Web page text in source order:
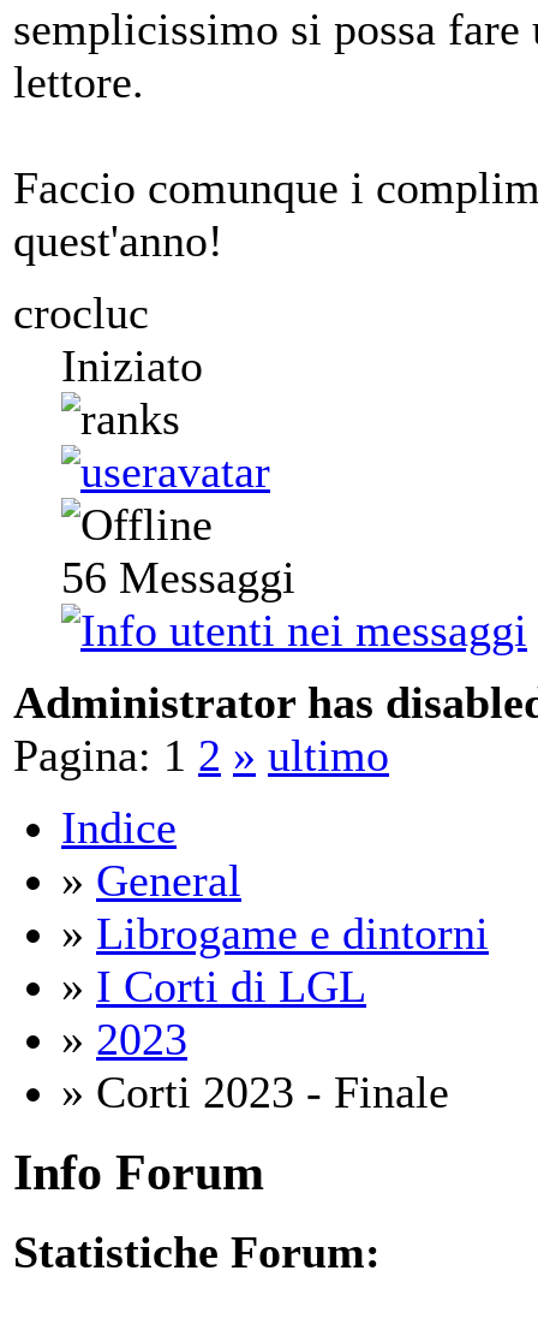
semplicissimo si possa
lettore.
Faccio comunque i
quest'anno!
crocluc
Iniziato
56 Messaggi
Administrator has
Pagina: 1 2 » ultimo
Indice
» General
» Librogame e dintorni
» I Corti di LGL
» 2023
» Corti 2023 - Finale
Info Forum
Statistiche Forum: